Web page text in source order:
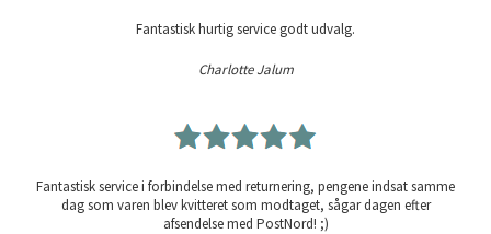
Fantastisk hurtig service godt udvalg.
Charlotte Jalum
Fantastisk service i forbindelse med returnering, pengene indsat samme
dag som varen blev kvitteret som modtaget, sågar dagen efter
afsendelse med PostNord! ;)